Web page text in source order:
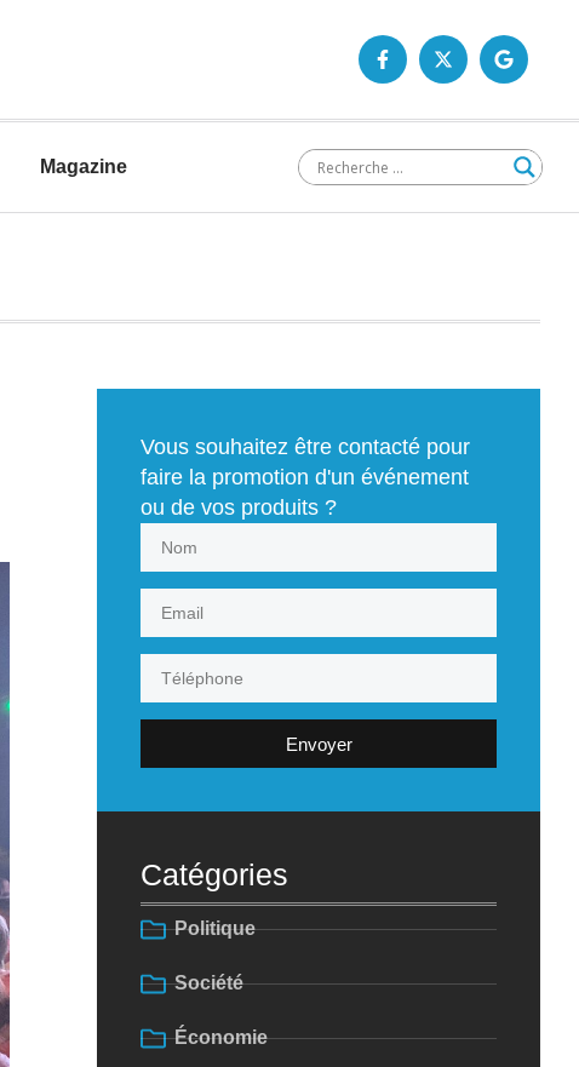
Magazine
Vous souhaitez être contacté pour
faire la promotion d'un événement
ou de vos produits ?
Envoyer
Catégories
Politique
Société
Économie